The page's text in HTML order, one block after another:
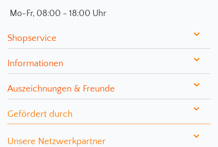
Mo-Fr, 08:00 - 18:00 Uhr
Shopservice
Informationen
Auszeichnungen & Freunde
Gefördert durch
Unsere Netzwerkpartner